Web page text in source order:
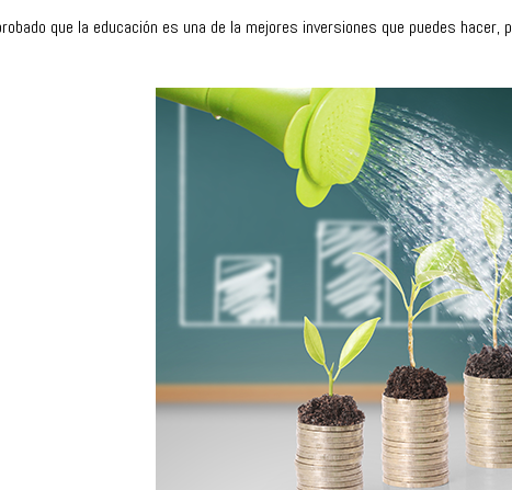
que la educación es una de la mejores inversiones que puedes